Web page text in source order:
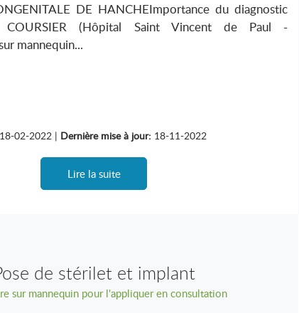
DE HANCHEImportance du diagnostic
COURSIER (Hôpital Saint Vincent de Paul -
mannequin...
18-02-2022 | Dernière mise à jour: 18-11-2022
Lire la suite
de stérilet et implant
sur mannequin pour l'appliquer en consultation